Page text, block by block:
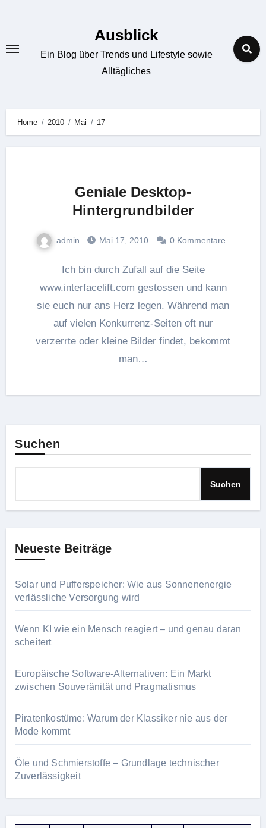
Ausblick
Ein Blog über Trends und Lifestyle sowie
Alltägliches
Home 2010 Mai 17
Geniale Desktop-
Hintergrundbilder
admin Mai 17, 2010 0 Kommentare
Ich bin durch Zufall auf die Seite
www.interfacelift.com gestossen und kann
sie euch nur ans Herz legen. Während man
auf vielen Konkurrenz-Seiten oft nur
verzerrte oder kleine Bilder findet, bekommt
man…
Suchen
Suchen
Neueste Beiträge
Solar und Pufferspeicher: Wie aus Sonnenenergie
verlässliche Versorgung wird
Wenn KI wie ein Mensch reagiert – und genau daran
scheitert
Europäische Software-Alternativen: Ein Markt
zwischen Souveränität und Pragmatismus
Piratenkostüme: Warum der Klassiker nie aus der
Mode kommt
Öle und Schmierstoffe – Grundlage technischer
Zuverlässigkeit